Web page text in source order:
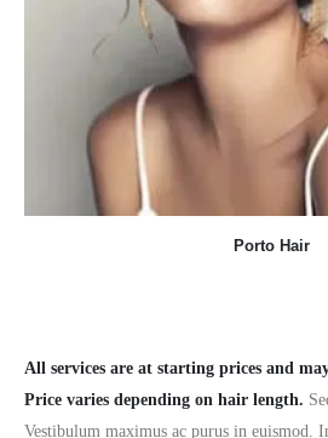
Porto Hair
All services are at starting prices and
Price varies depending on hair length.
Vestibulum maximus ac purus in euismod.